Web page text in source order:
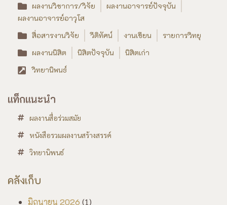
ผลงานวิชาการ/วิจัย
ผลงานอาจารย์ปัจจุบัน
ผลงานอาจารย์อาวุโส
สื่อสารงานวิจัย
วีดิทัศน์ งานเขียน
รายการวิทยุ
ผลงานนิสิต
นิสิตปัจจุบัน
นิสิตเก่า
วิทยานิพนธ์
แท็กแนะนำ
ผลงานสื่อร่วมสมัย
หนังสือรวมผลงานสร้างสรรค์
วิทยานิพนธ์
คลังเก็บ
มิถุนายน 2026 (1)